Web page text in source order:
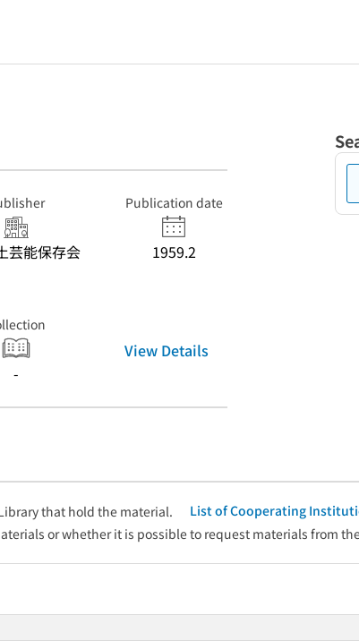
芸能保存会
Publication date
1959.2
-
View Details
that hold the material.
List of Cooperating
or whether it is possible to request materials from